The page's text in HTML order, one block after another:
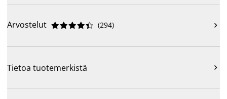
Arvostelut 




 (294) 
Tietoa tuotemerkistä 